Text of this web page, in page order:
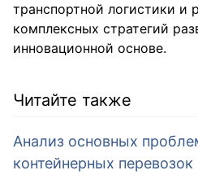
транспортной логистики и
комплексных стратегий
инновационной основе.
Читайте также
Анализ основных
контейнерных перевозок